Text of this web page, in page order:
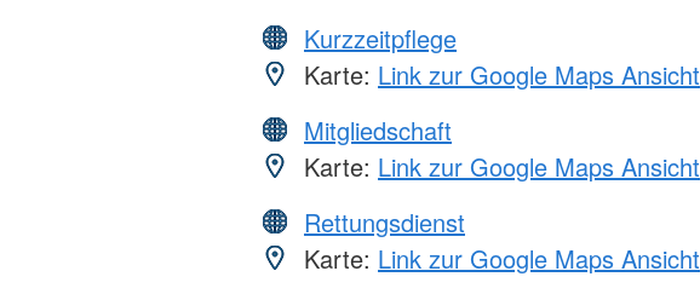
Kurzzeitpflege
Karte: Link zur Google Maps Ansicht
Mitgliedschaft
Karte: Link zur Google Maps Ansicht
Rettungsdienst
Karte: Link zur Google Maps Ansicht